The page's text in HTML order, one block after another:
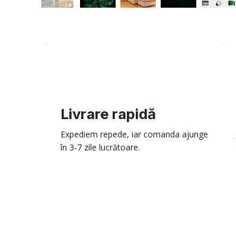
Livrare rapidă
Expediem repede, iar comanda ajunge
în 3-7 zile lucrătoare.